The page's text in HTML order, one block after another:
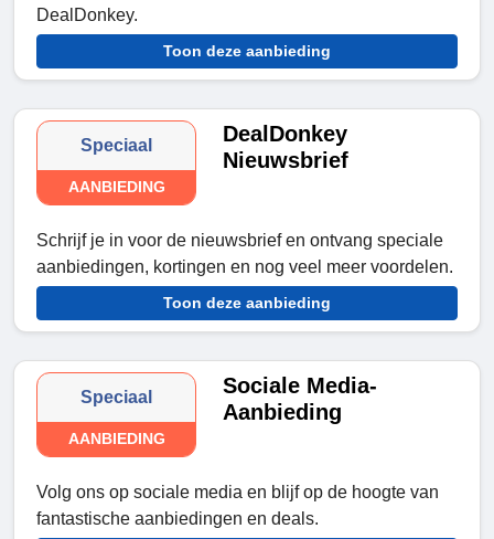
DealDonkey.
Toon deze aanbieding
Speciaal
AANBIEDING
DealDonkey
Nieuwsbrief
Schrijf je in voor de nieuwsbrief en ontvang speciale
aanbiedingen, kortingen en nog veel meer voordelen.
Toon deze aanbieding
Speciaal
AANBIEDING
Sociale Media-
Aanbieding
Volg ons op sociale media en blijf op de hoogte van
fantastische aanbiedingen en deals.